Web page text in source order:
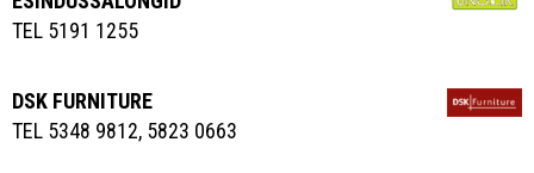
TEL 5191 1255
DSK FURNITURE
TEL 5348 9812, 5823 0663